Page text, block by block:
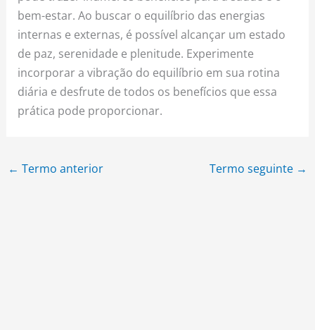
bem-estar. Ao buscar o equilíbrio das energias
internas e externas, é possível alcançar um estado
de paz, serenidade e plenitude. Experimente
incorporar a vibração do equilíbrio em sua rotina
diária e desfrute de todos os benefícios que essa
prática pode proporcionar.
← Termo anterior Termo seguinte →